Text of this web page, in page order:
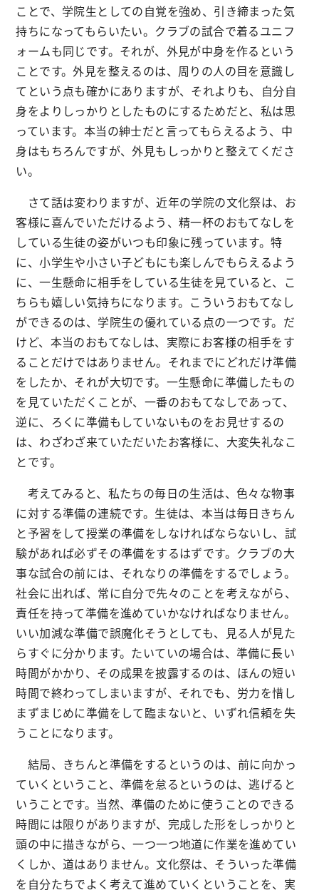
ことで、学院生としての自覚を強め、引き締まった気
持ちになってもらいたい。クラブの試合で着るユニフ
ォームも同じです。それが、外見が中身を作るという
ことです。外見を整えるのは、周りの人の目を意識し
てという点も確かにありますが、それよりも、自分自
身をよりしっかりとしたものにするためだと、私は思
っています。本当の紳士だと言ってもらえるよう、中
身はもちろんですが、外見もしっかりと整えてくださ
い。
さて話は変わりますが、近年の学院の文化祭は、お
客様に喜んでいただけるよう、精一杯のおもてなしを
している生徒の姿がいつも印象に残っています。特
に、小学生や小さい子どもにも楽しんでもらえるよう
に、一生懸命に相手をしている生徒を見ていると、こ
ちらも嬉しい気持ちになります。こういうおもてなし
ができるのは、学院生の優れている点の一つです。だ
けど、本当のおもてなしは、実際にお客様の相手をす
ることだけではありません。それまでにどれだけ準備
をしたか、それが大切です。一生懸命に準備したもの
を見ていただくことが、一番のおもてなしであって、
逆に、ろくに準備もしていないものをお見せするの
は、わざわざ来ていただいたお客様に、大変失礼なこ
とです。
考えてみると、私たちの毎日の生活は、色々な物事
に対する準備の連続です。生徒は、本当は毎日きちん
と予習をして授業の準備をしなければならないし、試
験があれば必ずその準備をするはずです。クラブの大
事な試合の前には、それなりの準備をするでしょう。
社会に出れば、常に自分で先々のことを考えながら、
責任を持って準備を進めていかなければなりません。
いい加減な準備で誤魔化そうとしても、見る人が見た
らすぐに分かります。たいていの場合は、準備に長い
時間がかかり、その成果を披露するのは、ほんの短い
時間で終わってしまいますが、それでも、労力を惜し
まずまじめに準備をして臨まないと、いずれ信頼を失
うことになります。
結局、きちんと準備をするというのは、前に向かっ
ていくということ、準備を怠るというのは、逃げると
いうことです。当然、準備のために使うことのできる
時間には限りがありますが、完成した形をしっかりと
頭の中に描きながら、一つ一つ地道に作業を進めてい
くしか、道はありません。文化祭は、そういった準備
を自分たちでよく考えて進めていくということを、実